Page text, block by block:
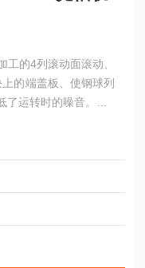
工的4列滚动面滚动、
的端盖板、使钢球列
运转时的噪音。